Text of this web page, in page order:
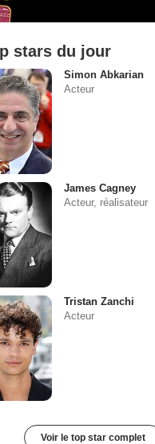
stars du jour
Simon Abkarian
Acteur
James Cagney
Acteur, réalisateur
Tristan Zanchi
Acteur
Voir le top star complet